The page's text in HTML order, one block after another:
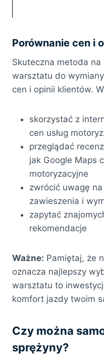
Porównanie cen i
Skuteczna metoda
warsztatu do
cen i opinii klientów.
skorzystać z
cen usług
przeglądać
jak Google Maps
motoryzacyjne
zwrócić uwagę
zawieszenia i
zapytać
rekomendacje
Ważne: Pamiętaj, że
oznacza najlepszy
warsztatu to
komfort jazdy twoim
Czy można
sprężyny?